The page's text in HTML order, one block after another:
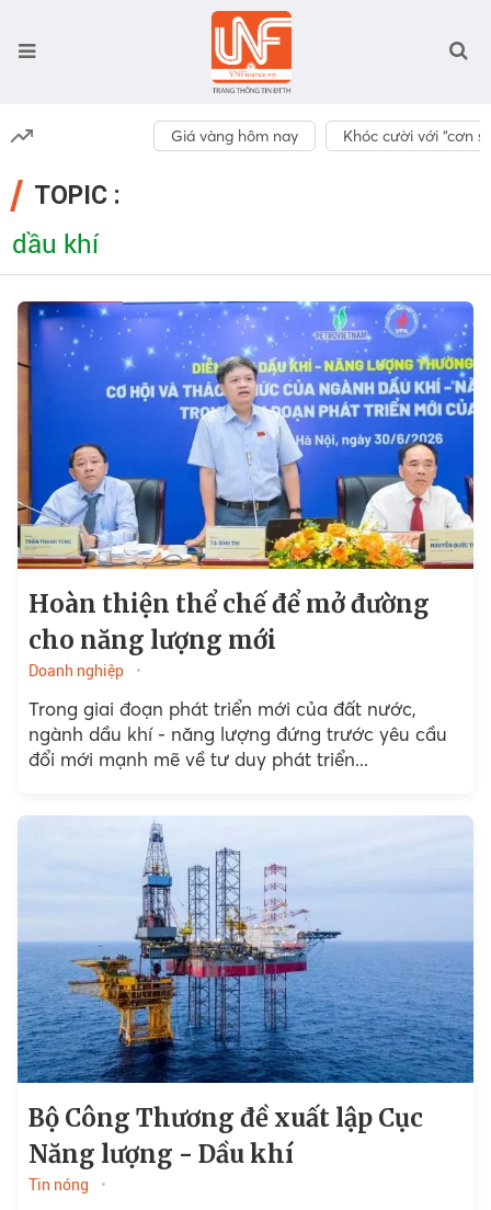
Giá vàng hôm nay Khóc cười với “cơn
TOPIC :
dầu khí
Hoàn thiện thể chế để mở đường
cho năng lượng mới
Doanh nghiệp
Trong giai đoạn phát triển mới của đất nước,
ngành dầu khí - năng lượng đứng trước yêu cầu
đổi mới mạnh mẽ về tư duy phát triển...
Bộ Công Thương đề xuất lập Cục
Năng lượng - Dầu khí
Tin nóng